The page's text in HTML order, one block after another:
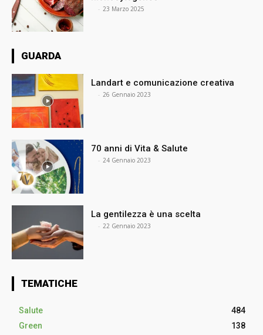
- 23 Marzo 2025
GUARDA
Landart e comunicazione creativa
- 26 Gennaio 2023
70 anni di Vita & Salute
- 24 Gennaio 2023
La gentilezza è una scelta
- 22 Gennaio 2023
TEMATICHE
Salute
484
Green
138